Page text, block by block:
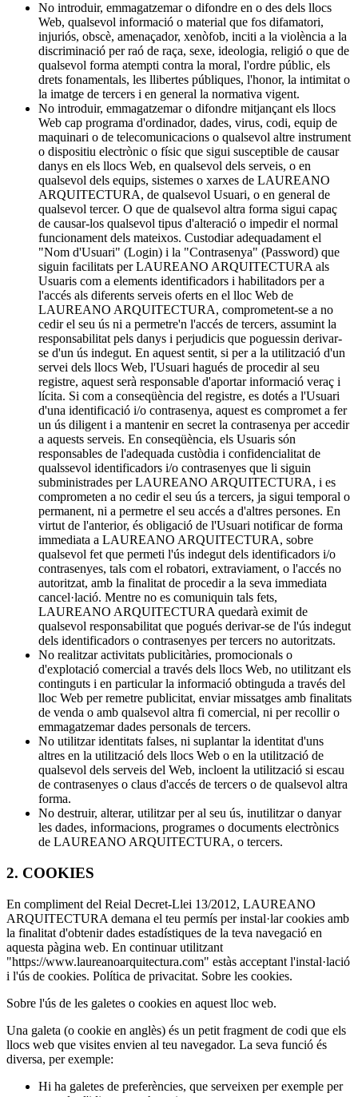
No introduir, emmagatzemar o difondre en o des dels llocs
Web, qualsevol informació o material que fos difamatori,
injuriós, obscè, amenaçador, xenòfob, inciti a la violència a la
discriminació per raó de raça, sexe, ideologia, religió o que de
qualsevol forma atempti contra la moral, l'ordre públic, els
drets fonamentals, les llibertes públiques, l'honor, la intimitat o
la imatge de tercers i en general la normativa vigent.
No introduir, emmagatzemar o difondre mitjançant els llocs
Web cap programa d'ordinador, dades, virus, codi, equip de
maquinari o de telecomunicacions o qualsevol altre instrument
o dispositiu electrònic o físic que sigui susceptible de causar
danys en els llocs Web, en qualsevol dels serveis, o en
qualsevol dels equips, sistemes o xarxes de LAUREANO
ARQUITECTURA, de qualsevol Usuari, o en general de
qualsevol tercer. O que de qualsevol altra forma sigui capaç
de causar-los qualsevol tipus d'alteració o impedir el normal
funcionament dels mateixos. Custodiar adequadament el
"Nom d'Usuari" (Login) i la "Contrasenya" (Password) que
siguin facilitats per LAUREANO ARQUITECTURA als
Usuaris com a elements identificadors i habilitadors per a
l'accés als diferents serveis oferts en el lloc Web de
LAUREANO ARQUITECTURA, comprometent-se a no
cedir el seu ús ni a permetre'n l'accés de tercers, assumint la
responsabilitat pels danys i perjudicis que poguessin derivar-
se d'un ús indegut. En aquest sentit, si per a la utilització d'un
servei dels llocs Web, l'Usuari hagués de procedir al seu
registre, aquest serà responsable d'aportar informació veraç i
lícita. Si com a conseqüència del registre, es dotés a l'Usuari
d'una identificació i/o contrasenya, aquest es compromet a fer
un ús diligent i a mantenir en secret la contrasenya per accedir
a aquests serveis. En conseqüència, els Usuaris són
responsables de l'adequada custòdia i confidencialitat de
qualssevol identificadors i/o contrasenyes que li siguin
subministrades per LAUREANO ARQUITECTURA, i es
comprometen a no cedir el seu ús a tercers, ja sigui temporal o
permanent, ni a permetre el seu accés a d'altres persones. En
virtut de l'anterior, és obligació de l'Usuari notificar de forma
immediata a LAUREANO ARQUITECTURA, sobre
qualsevol fet que permeti l'ús indegut dels identificadors i/o
contrasenyes, tals com el robatori, extraviament, o l'accés no
autoritzat, amb la finalitat de procedir a la seva immediata
cancel·lació. Mentre no es comuniquin tals fets,
LAUREANO ARQUITECTURA quedarà eximit de
qualsevol responsabilitat que pogués derivar-se de l'ús indegut
dels identificadors o contrasenyes per tercers no autoritzats.
No realitzar activitats publicitàries, promocionals o
d'explotació comercial a través dels llocs Web, no utilitzant els
continguts i en particular la informació obtinguda a través del
lloc Web per remetre publicitat, enviar missatges amb finalitats
de venda o amb qualsevol altra fi comercial, ni per recollir o
emmagatzemar dades personals de tercers.
No utilitzar identitats falses, ni suplantar la identitat d'uns
altres en la utilització dels llocs Web o en la utilització de
qualsevol dels serveis del Web, incloent la utilització si escau
de contrasenyes o claus d'accés de tercers o de qualsevol altra
forma.
No destruir, alterar, utilitzar per al seu ús, inutilitzar o danyar
les dades, informacions, programes o documents electrònics
de LAUREANO ARQUITECTURA, o tercers.
2. COOKIES
En compliment del Reial Decret-Llei 13/2012, LAUREANO
ARQUITECTURA demana el teu permís per instal·lar cookies amb
la finalitat d'obtenir dades estadístiques de la teva navegació en
aquesta pàgina web. En continuar utilitzant
"https://www.laureanoarquitectura.com" estàs acceptant l'instal·lació
i l'ús de cookies. Política de privacitat. Sobre les cookies.
Sobre l'ús de les galetes o cookies en aquest lloc web.
Una galeta (o cookie en anglès) és un petit fragment de codi que els
llocs web que visites envien al teu navegador. La seva funció és
diversa, per exemple:
Hi ha galetes de preferències, que serveixen per exemple per